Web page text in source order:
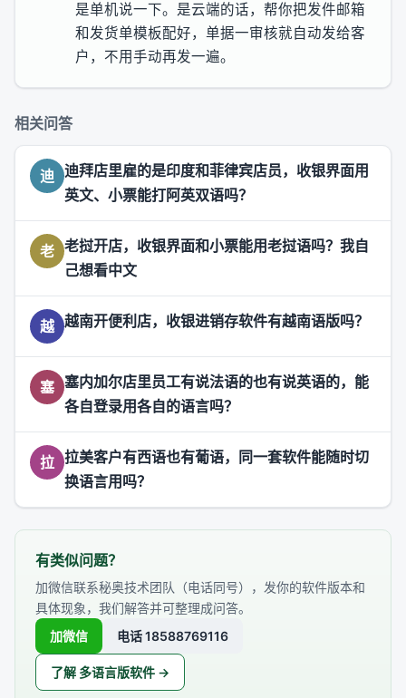
是单机说一下。是云端的话，帮你把发件邮箱
和发货单模板配好，单据一审核就自动发给客
户，不用手动再发一遍。
相关问答
迪 迪拜店里雇的是印度和菲律宾店员，收银界面用
英文、小票能打阿英双语吗？
老 老挝开店，收银界面和小票能用老挝语吗？我自
己想看中文
越 越南开便利店，收银进销存软件有越南语版吗？
塞 塞内加尔店里员工有说法语的也有说英语的，能
各自登录用各自的语言吗？
拉 拉美客户有西语也有葡语，同一套软件能随时切
换语言用吗？
有类似问题？
加微信联系秘奥技术团队（电话同号），发你的软件版本和
具体现象，我们解答并可整理成问答。
加微信
电话 18588769116
了解 多语言版软件 →